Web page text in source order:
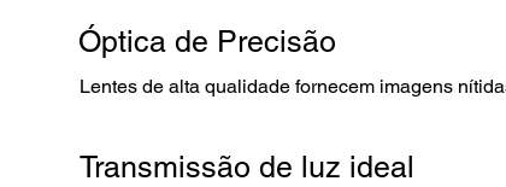
Óptica de Precisão
Lentes de alta qualidade fornecem imagens
Transmissão de luz ideal